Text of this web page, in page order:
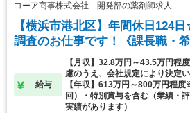
コーア商事株式会社 開発部の薬剤師求人
【横浜市港北区】年間休日124
調査のお仕事です！《課長職・希
給与
【月収】32.8万円～43.5万円
慮のうえ、会社規定により決定
【年収】613万円～800万円程
回）・特別賞与を含む（業績・
実績があります）